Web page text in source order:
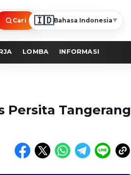
Cari 🇮🇩Bahasa Indonesia▼
LOMBA INFORMASI
Persita Tangerang